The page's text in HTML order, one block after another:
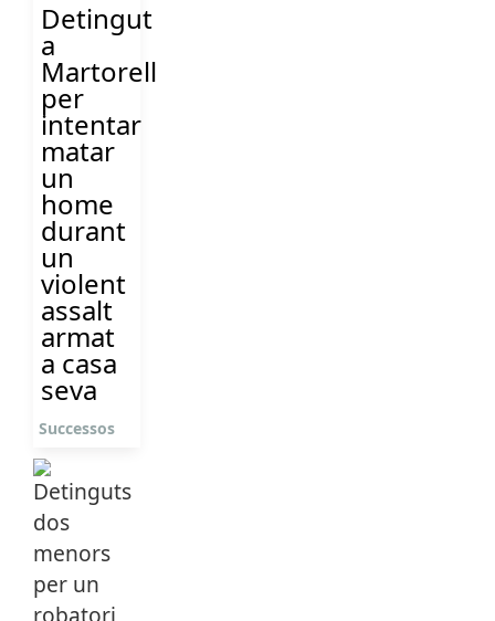
Detingut
a
Martorell
per
intentar
matar
un
home
durant
un
violent
assalt
armat
a casa
seva
Successos